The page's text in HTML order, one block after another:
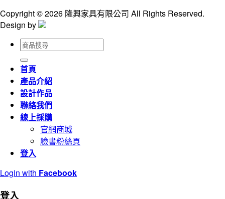
Copyright © 2026 隆興家具有限公司 All Rights Reserved.
Design by
搜
尋
關
鍵
字:
首頁
產品介紹
設計作品
聯絡我們
線上採購
官網商城
臉書粉絲頁
登入
Login with Facebook
登入